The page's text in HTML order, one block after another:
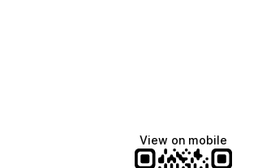
View on mobile